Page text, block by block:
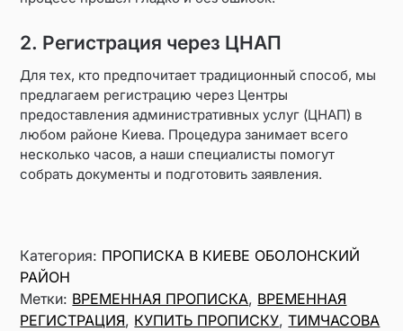
2. Регистрация через ЦНАП
Для тех, кто предпочитает традиционный способ, мы
предлагаем регистрацию через Центры
предоставления административных услуг (ЦНАП) в
любом районе Киева. Процедура занимает всего
несколько часов, а наши специалисты помогут
собрать документы и подготовить заявления.
Категория: ПРОПИСКА В КИЕВЕ ОБОЛОНСКИЙ
РАЙОН
Метки: ВРЕМЕННАЯ ПРОПИСКА, ВРЕМЕННАЯ
РЕГИСТРАЦИЯ, КУПИТЬ ПРОПИСКУ,ТИМЧАСОВА